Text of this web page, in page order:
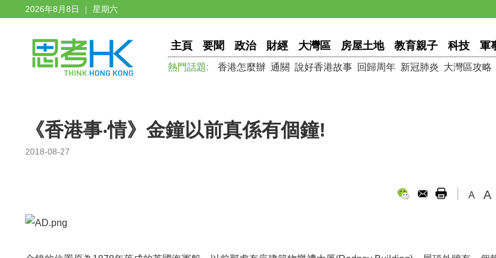
2026年8月8日 ｜ 星期六
主頁 要聞 政治 財經 大灣區 房屋土地 教育親子 科技 軍
熱門話題: 香港怎麼辦 通關 說好香港故事 回歸周年 新冠肺炎 大灣區攻略
《香港事‧情》金鐘以前真係有個鐘!
2018-08-27
A A